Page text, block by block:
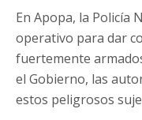
En Apopa, la Policía
operativo para dar
fuertemente
el Gobierno, las
estos peligrosos